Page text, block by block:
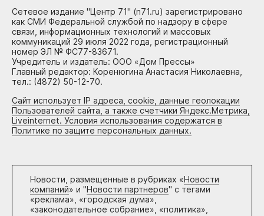
Сетевое издание "Центр 71" (n71.ru) зарегистрировано
как СМИ Федеральной службой по надзору в сфере
связи, информационных технологий и массовых
коммуникаций 29 июля 2022 года, регистрационный
номер ЭЛ № ФС77-83671.
Учредитель и издатель: ООО «Дом Прессы»
Главный редактор: Коренюгина Анастасия Николаевна,
тел.: (4872) 50-12-70.
Сайт использует IP адреса, cookie, данные геолокации
Пользователей сайта, а также счетчики Яндекс.Метрика,
Liveinternet. Условия использования содержатся в
Политике по защите персональных данных.
Новости, размещенные в рубриках «Новости
компаний» и "Новости партнеров" с тегами
«реклама», «городская дума»,
«законодательное собрание», «политика»,